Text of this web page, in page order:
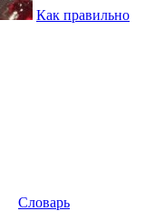
Как правильно
Словарь